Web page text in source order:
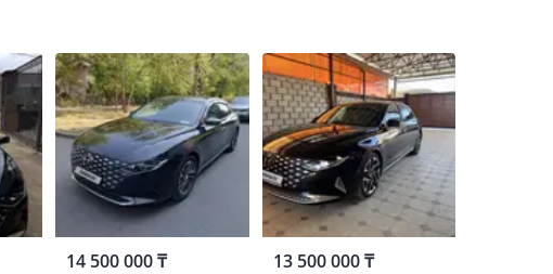
14 500 000 ₸ 13 500 000 ₸